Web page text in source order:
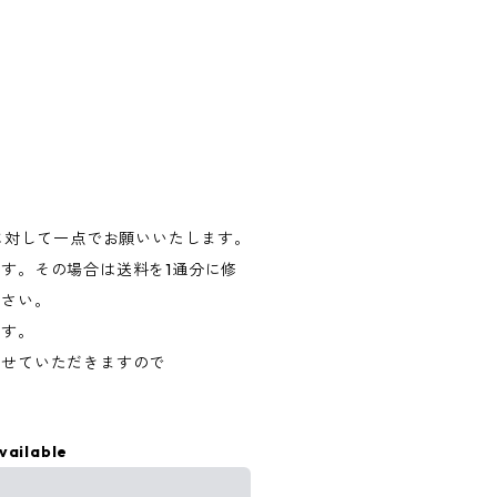
して一点でお願いいたします。
。その場合は送料を1通分に修
い。
。
ていただきますので